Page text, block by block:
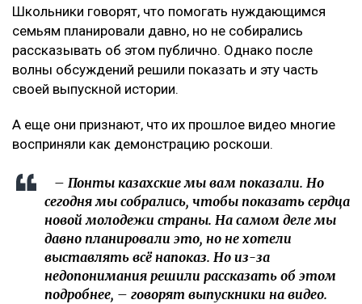
Школьники говорят, что помогать нуждающимся
семьям планировали давно, но не собирались
рассказывать об этом публично. Однако после
волны обсуждений решили показать и эту часть
своей выпускной истории.
А еще они признают, что их прошлое видео многие
восприняли как демонстрацию роскоши.
– Понты казахские мы вам показали. Но
сегодня мы собрались, чтобы показать сердца
новой молодежи страны. На самом деле мы
давно планировали это, но не хотели
выставлять всё напоказ. Но из-за
недопонимания решили рассказать об этом
подробнее, – говорят выпускники на видео.